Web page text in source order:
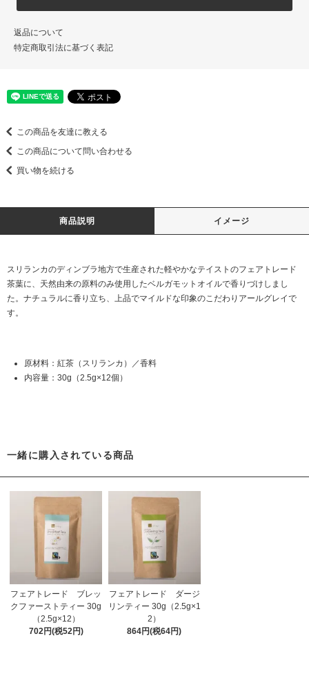
返品について
特定商取引法に基づく表記
この商品を友達に教える
この商品について問い合わせる
買い物を続ける
商品説明 イメージ
スリランカのディンブラ地方で生産された軽やかなテイストのフェアトレード
茶葉に、天然由来の原料のみ使用したベルガモットオイルで香りづけしまし
た。ナチュラルに香り立ち、上品でマイルドな印象のこだわりアールグレイで
す。
原材料：紅茶（スリランカ）／香料
内容量：30g（2.5g×12個）
一緒に購入されている商品
フェアトレード ブレッ
クファーストティー 30g
（2.5g×12）
702円(税52円)
フェアトレード ダージ
リンティー 30g（2.5g×1
2）
864円(税64円)